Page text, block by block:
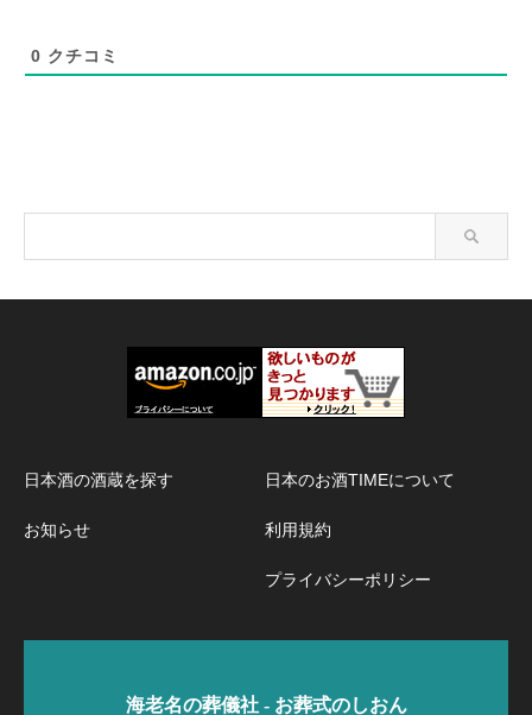
0 クチコミ
日本酒の酒蔵を探す
お知らせ
日本のお酒TIMEについて
利用規約
プライバシーポリシー
海老名の葬儀社 - お葬式のしおん